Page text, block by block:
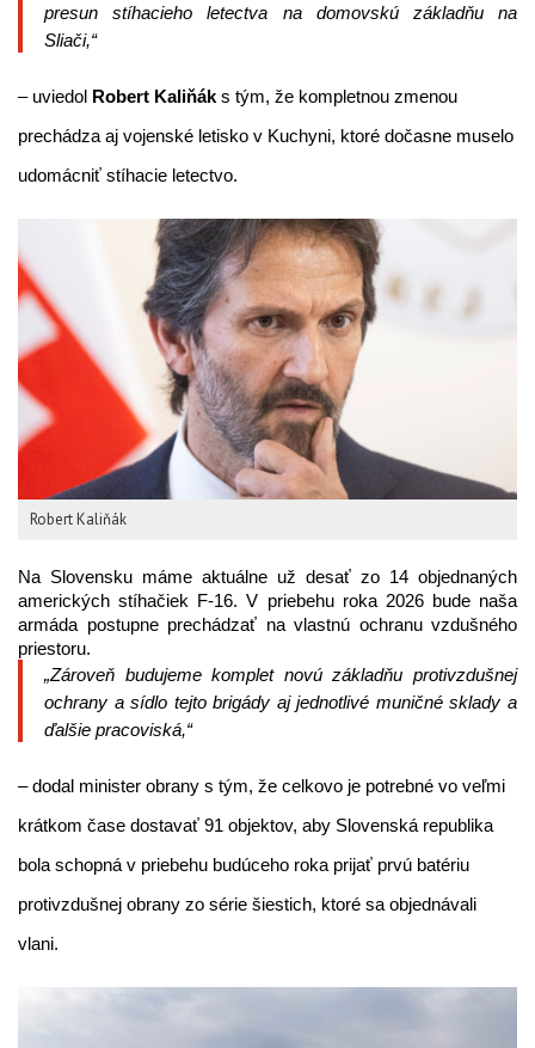
presun stíhacieho letectva na domovskú základňu na
Sliači,“
– uviedol Robert Kaliňáks tým, že kompletnou zmenou
prechádza aj vojenské letisko v Kuchyni, ktoré dočasne muselo
udomácniť stíhacie letectvo.
Robert Kaliňák
Na Slovensku máme aktuálne už desať zo 14 objednaných
amerických stíhačiek F-16. V priebehu roka 2026 bude naša
armáda postupne prechádzať na vlastnú ochranu vzdušného
priestoru.
„Zároveň budujeme komplet novú základňu protivzdušnej
ochrany a sídlo tejto brigády aj jednotlivé muničné sklady a
ďalšie pracoviská,“
– dodal minister obrany s tým, že celkovo je potrebné vo veľmi
krátkom čase dostavať 91 objektov, aby Slovenská republika
bola schopná v priebehu budúceho roka prijať prvú batériu
protivzdušnej obrany zo série šiestich, ktoré sa objednávali
vlani.